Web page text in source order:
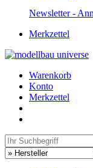
Newsletter -
Merkzettel
Warenkorb
Konto
Merkzettel